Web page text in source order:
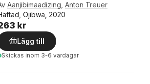
Aanjibimaadizing Anton Treuer
Ojibwa, 2020
kr
Lägg till
Skickas inom 3-6 vardagar